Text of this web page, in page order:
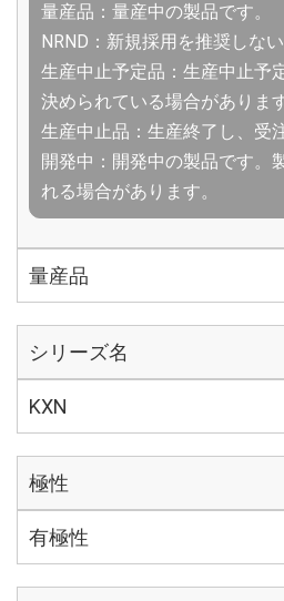
量産品：量産中の製品です。
NRND：新規採用を推奨しない
生産中止予定品：生産中止予
決められている場合があります
生産中止品：生産終了し、受
開発中：開発中の製品です。
れる場合があります。
量産品
シリーズ名
KXN
極性
有極性